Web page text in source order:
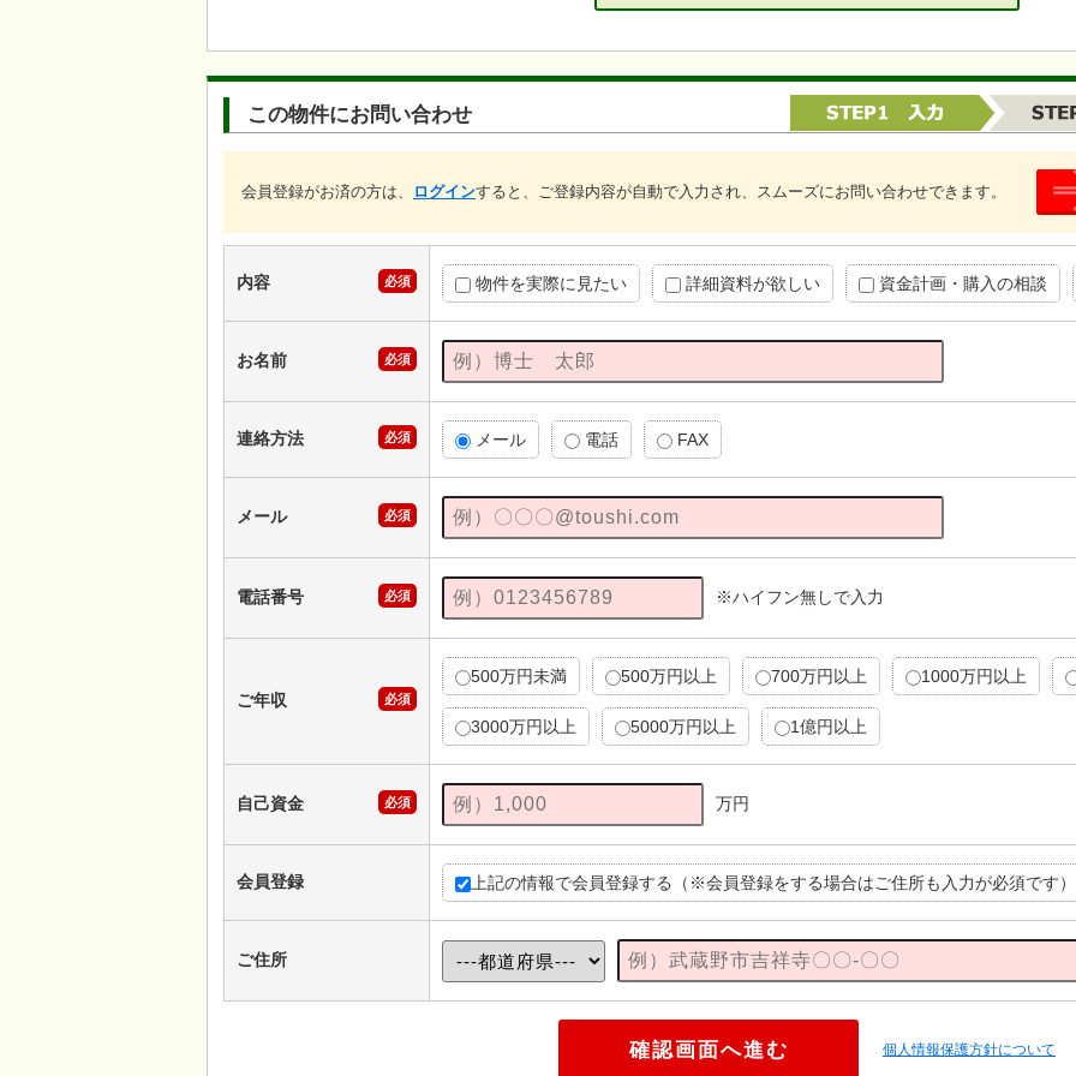
この物件にお問い合わせ
会員登録がお済の方は、 ログインすると、ご登録内容が自動で入力され、スムーズにお問い合わせできます。
内容 必須 物件を実際に見たい 詳細資料が欲しい 資金計画・購入の相談
お名前 必須
連絡方法 必須 メール 電話 FAX
メール 必須
電話番号 必須 ※ハイフン無しで入力
ご年収 必須
500万円未満 500万円以上 700万円以上 1000万円以上
3000万円以上 5000万円以上 1億円以上
自己資金 必須 万円
会員登録 上記の情報で会員登録する（※会員登録をする場合はご住所も入力が必須です）
ご住所
個人情報保護方針について